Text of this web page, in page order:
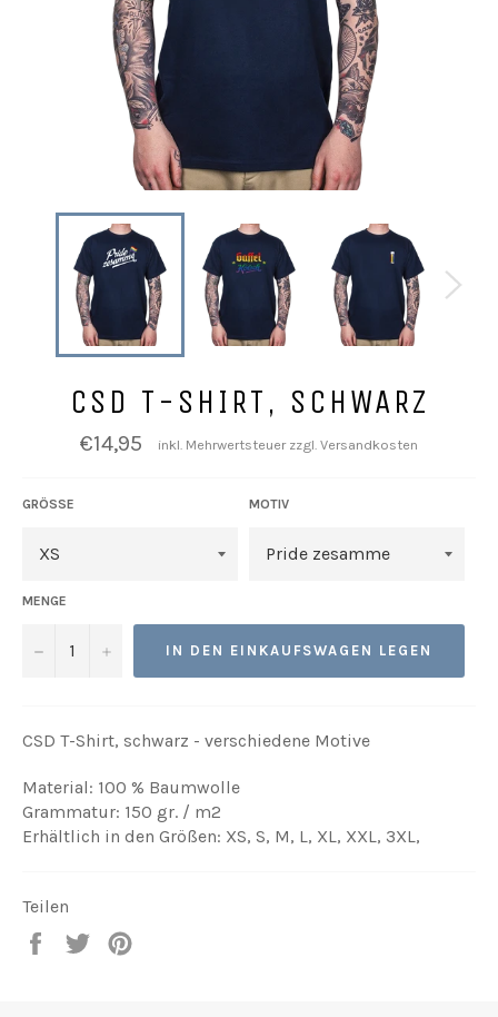
CSD T-SHIRT, SCHWARZ
Normaler
Preis
€14,95 inkl. Mehrwertsteuer zzgl. Versandkosten
GRÖSSE MOTIV
MENGE
− + IN DEN EINKAUFSWAGEN LEGEN
CSD T-Shirt, schwarz - verschiedene Motive
Material: 100 % Baumwolle
Grammatur: 150 gr. / m2
Erhältlich in den Größen: XS, S, M, L, XL, XXL, 3XL,
Teilen
Auf
Auf